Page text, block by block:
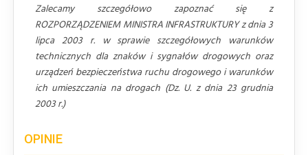
Zalecamy szczegółowo zapoznać się z
ROZPORZĄDZENIEM MINISTRA INFRASTRUKTURY z dnia 3
lipca 2003 r. w sprawie szczegółowych warunków
technicznych dla znaków i sygnałów drogowych oraz
urządzeń bezpieczeństwa ruchu drogowego i warunków
ich umieszczania na drogach (Dz. U. z dnia 23 grudnia
2003 r.)
OPINIE